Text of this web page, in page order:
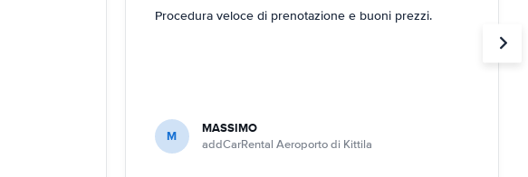
Procedura veloce di prenotazione e buoni prezzi.
M MASSIMO
addCarRental Aeroporto di Kittila